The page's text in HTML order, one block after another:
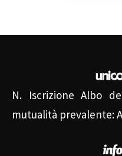
N. Iscrizione Albo
mutualità prevalente: